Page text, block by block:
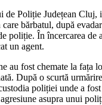
de Poliție Județean Cluj,
bărbatul, după
poliție. În încercarea de
un agent.
au fost chemate la fața
După o scurtă
poliției unde a
asupra unui